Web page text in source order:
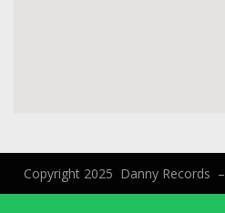
Copyright 2025 Danny Records –